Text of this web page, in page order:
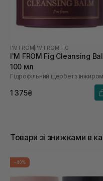
I'M FROM I'M FROM FIG
I'M FROM Fig Cleansing
100 мл
Гідрофільний щербет з інжиром
1 375₴
Товари зі знижками в
-40%